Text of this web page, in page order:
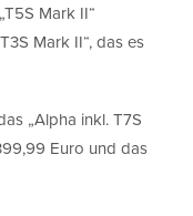
Mark II“
Mark II“, das es
„Alpha inkl. T7S
Euro und das